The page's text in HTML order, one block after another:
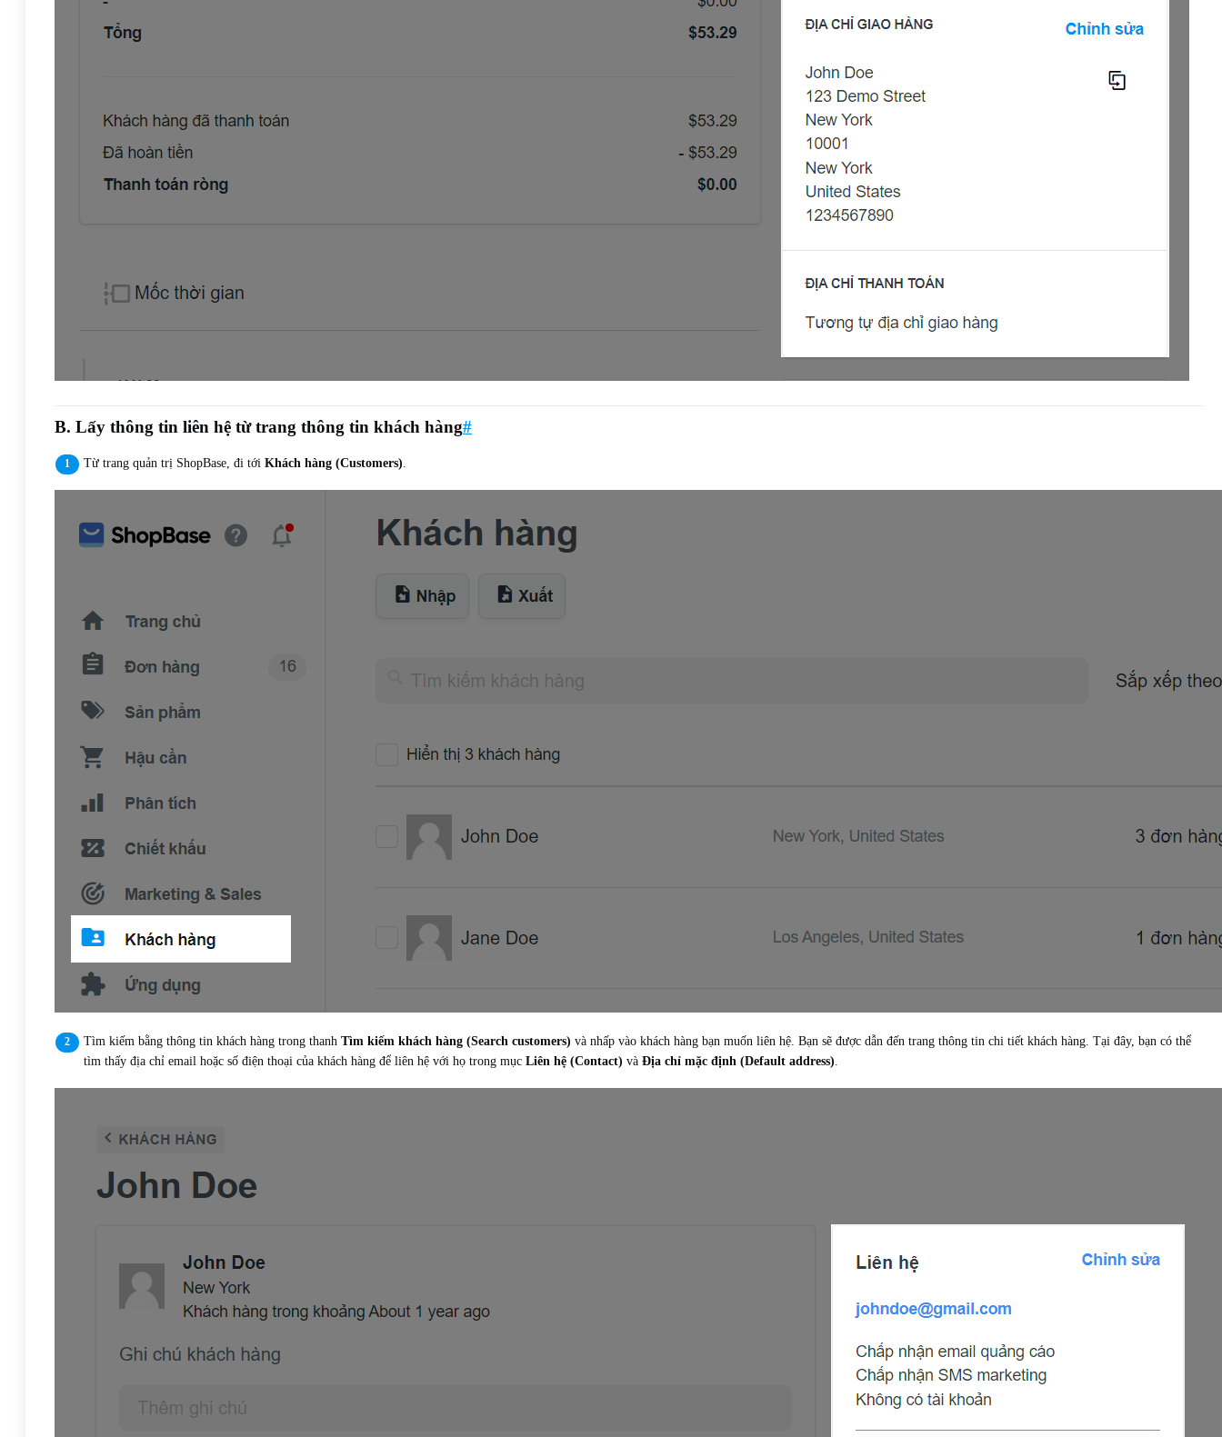
B. Lấy thông tin liên hệ từ trang thông tin khách hàng#
Từ trang quản trị ShopBase, đi tới Khách hàng (Customers).
Tìm kiếm bằng thông tin khách hàng trong thanh Tìm kiếm khách hàng (Search customers) và nhấp vào khách hàng bạn muốn liên hệ. Bạn sẽ được dẫn đến trang thông tin chi tiết khách hàng. Tại đây, bạn có thể
tìm thấy địa chỉ email hoặc số điện thoại của khách hàng để liên hệ với họ trong mục Liên hệ (Contact) và Địa chỉ mặc định (Default address).